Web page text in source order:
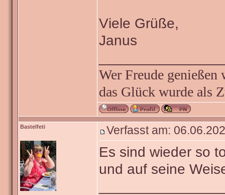
Viele Grüße,
Janus
Wer Freude
das Glück wurde als
Bastelfeti Verfasst am:
Es sind wieder so
und auf seine